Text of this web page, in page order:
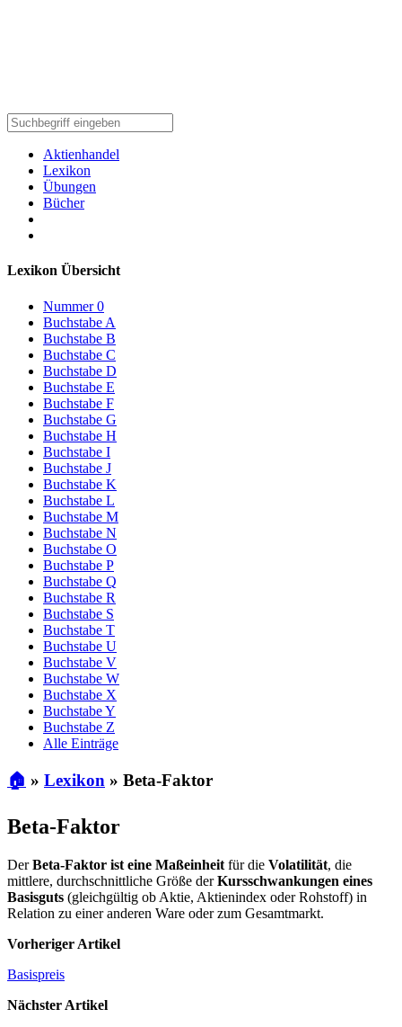
Aktienhandel
Lexikon
Übungen
Bücher
Lexikon Übersicht
Nummer 0
Buchstabe A
Buchstabe B
Buchstabe C
Buchstabe D
Buchstabe E
Buchstabe F
Buchstabe G
Buchstabe H
Buchstabe I
Buchstabe J
Buchstabe K
Buchstabe L
Buchstabe M
Buchstabe N
Buchstabe O
Buchstabe P
Buchstabe Q
Buchstabe R
Buchstabe S
Buchstabe T
Buchstabe U
Buchstabe V
Buchstabe W
Buchstabe X
Buchstabe Y
Buchstabe Z
Alle Einträge
🏠 » Lexikon » Beta-Faktor
Beta-Faktor
DerBeta-Faktor ist eine Maßeinheit für die Volatilität, die
mittlere, durchschnittliche Größe derKursschwankungen eines
Basisguts (gleichgültig ob Aktie, Aktienindex oder Rohstoff) in
Relation zu einer anderen Ware oder zum Gesamtmarkt.
Vorheriger Artikel
Basispreis
Nächster Artikel